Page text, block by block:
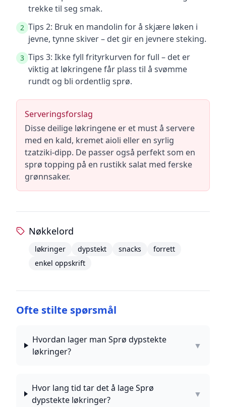
trekke til seg smak.
2 Tips 2: Bruk en mandolin for å skjære løken i
jevne, tynne skiver – det gir en jevnere steking.
3 Tips 3: Ikke fyll frityrkurven for full – det er
viktig at løkringene får plass til å svømme
rundt og bli ordentlig sprø.
Serveringsforslag
Disse deilige løkringene er et must å servere
med en kald, kremet aioli eller en syrlig
tzatziki-dipp. De passer også perfekt som en
sprø topping på en rustikk salat med ferske
grønnsaker.
Nøkkelord
løkringer dypstekt snacks
forrett
enkel oppskrift
Ofte stilte spørsmål
Hvordan lager man Sprø dypstekte
løkringer?
▼
Hvor lang tid tar det å lage Sprø
dypstekte løkringer?
▼